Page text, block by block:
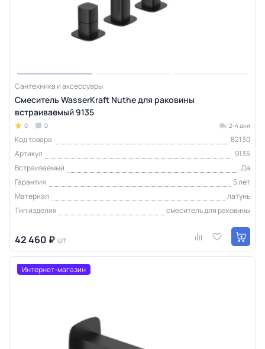
Сантехника и аксессуары
Смеситель WasserKraft Nuthe для раковины
встраиваемый 9135
0 0 2-4 дня
Код товара
82130
Артикул
9135
Встраиваемый
Да
Гарантия
5 лет
Материал
латунь
Тип изделия
смеситель для раковины
42 460 ₽ шт
Интернет-магазин